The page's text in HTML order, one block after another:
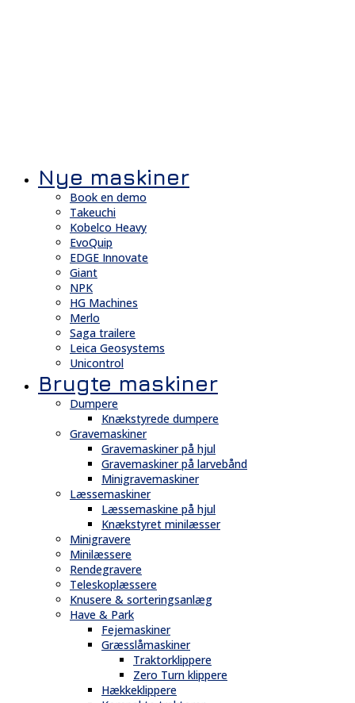
Nye maskiner
Book en demo
Takeuchi
Kobelco Heavy
EvoQuip
EDGE Innovate
Giant
NPK
HG Machines
Merlo
Saga trailere
Leica Geosystems
Unicontrol
Brugte maskiner
Dumpere
Knækstyrede dumpere
Gravemaskiner
Gravemaskiner på hjul
Gravemaskiner på larvebånd
Minigravemaskiner
Læssemaskiner
Læssemaskine på hjul
Knækstyret minilæsser
Minigravere
Minilæssere
Rendegravere
Teleskoplæssere
Knusere & sorteringsanlæg
Have & Park
Fejemaskiner
Græsslåmaskiner
Traktorklippere
Zero Turn klippere
Hækkeklippere